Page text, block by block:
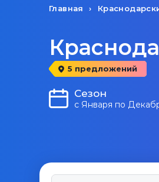
Главная
5 предложений
Сезон
с Января по